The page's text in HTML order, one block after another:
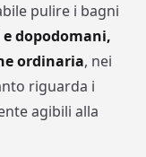
pulire i bagni
dopodomani,
ordinaria, nei
riguarda i
agibili alla